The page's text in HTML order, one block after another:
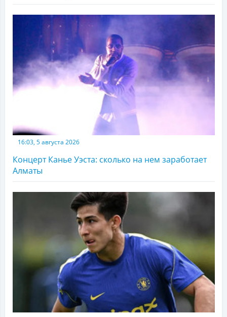
16:03, 5 августа 2026
Концерт Канье Уэста: сколько на нем заработает
Алматы